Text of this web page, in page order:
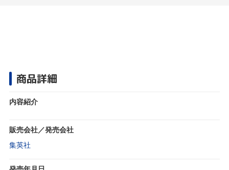
商品詳細
内容紹介
販売会社／発売会社
集英社